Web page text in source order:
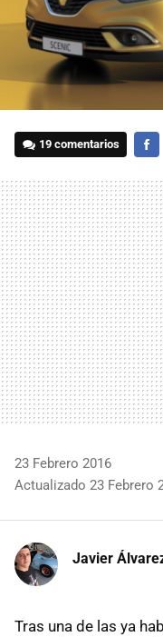
19 comentarios
23 Febrero 2016
Actualizado 23 Febrero
Javier
Tras una de las ya